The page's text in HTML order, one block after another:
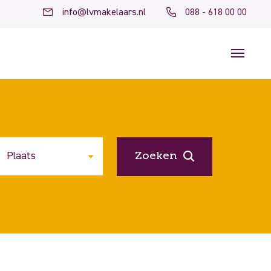
info@lvmakelaars.nl 088 - 618 00 00
Zoeken